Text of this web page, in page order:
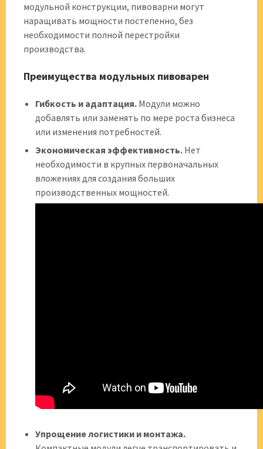
модульной конструкции, пивоварни могут
наращивать мощности постепенно, без
необходимости полной перестройки
производства.
Преимущества модульных пивоварен
Гибкость и адаптация. Модули можно
добавлять или заменять по мере роста бизнеса
или изменения потребностей.
Экономическая эффективность. Нет
необходимости в крупных первоначальных
вложениях для создания больших
производственных мощностей.
Упрощение логистики и монтажа.